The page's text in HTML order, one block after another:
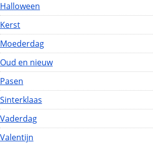
Halloween
Kerst
Moederdag
Oud en nieuw
Pasen
Sinterklaas
Vaderdag
Valentijn